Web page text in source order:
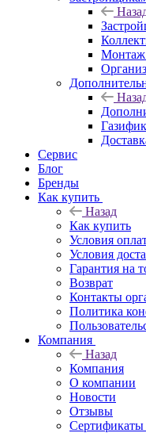
Монтаж
Сервис
Блог
Бренды
Как купить
Назад
Как купить
Условия
Условия
Гарантия на
Возврат
Контакты
Политика
Компания
Назад
Компания
О компании
Новости
Отзывы
Сертификаты